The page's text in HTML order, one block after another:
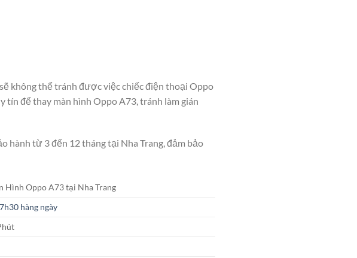
không thể tránh được việc chiếc điện thoại Oppo
tín để thay màn hình Oppo A73, tránh làm gián
hành từ 3 đến 12 tháng tại Nha Trang, đảm bảo
Hình Oppo A73 tại Nha Trang
hàng ngày